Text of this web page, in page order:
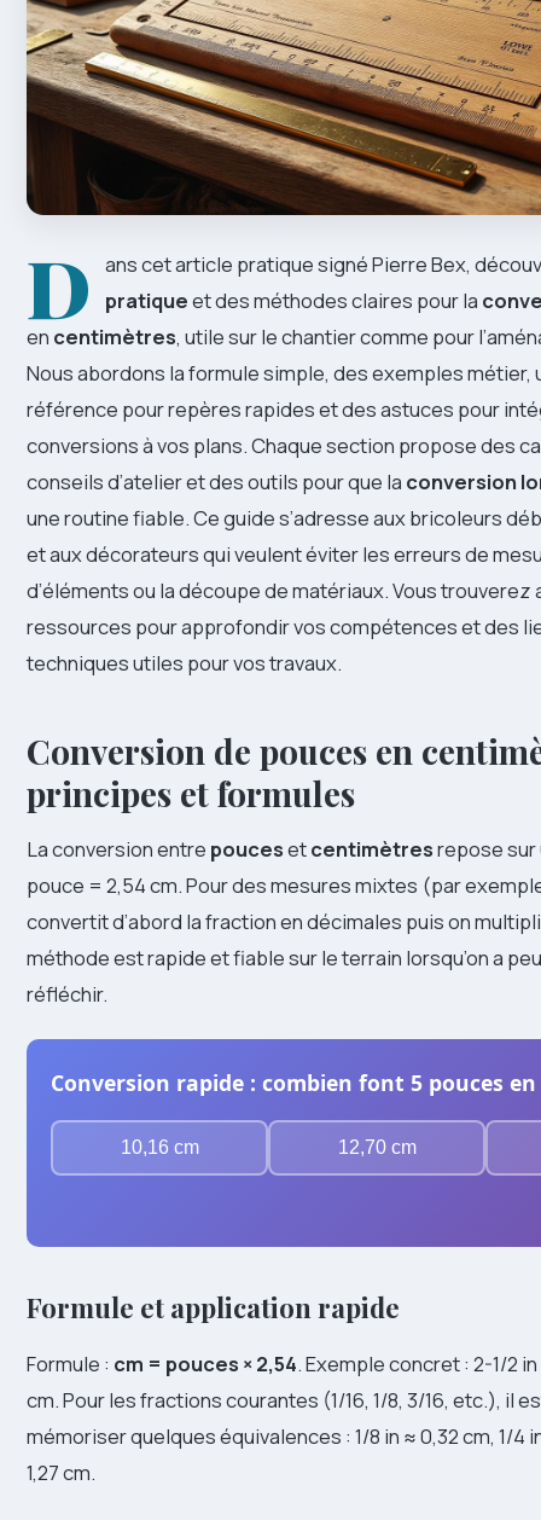
D
ans cet article pratique signé Pierre Bex,
pratiqueet des méthodes claires pour la
en centimètres, utile sur le chantier comme pour
Nous abordons la formule simple, des exemples métier,
référence pour repères rapides et des astuces pour
conversions à vos plans. Chaque section propose des
conseils d’atelier et des outils pour que la conversion
une routine fiable. Ce guide s’adresse aux bricoleurs
et aux décorateurs qui veulent éviter les erreurs de
d’éléments ou la découpe de matériaux. Vous trouverez
ressources pour approfondir vos compétences et des
techniques utiles pour vos travaux.
Conversion de pouces en
principes et formules
La conversion entre poucesetcentimètresrepose sur
pouce = 2,54 cm. Pour des mesures mixtes (par
convertit d’abord la fraction en décimales puis on
méthode est rapide et fiable sur le terrain lorsqu’on a
réfléchir.
Conversion rapide : combien font 5 pouces
10,16 cm 12,70 cm
Formule et application rapide
Formule : cm = pouces × 2,54. Exemple concret : 2-1/2
cm. Pour les fractions courantes (1/16, 1/8, 3/16, etc.), il
mémoriser quelques équivalences : 1/8 in ≈ 0,32 cm, 1/4
1,27 cm.